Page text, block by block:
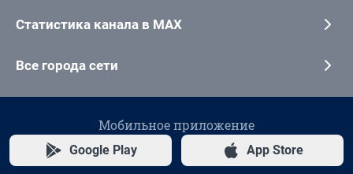
Статистика канала в MAX
Все города сети
Мобильное приложение
Google Play App Store